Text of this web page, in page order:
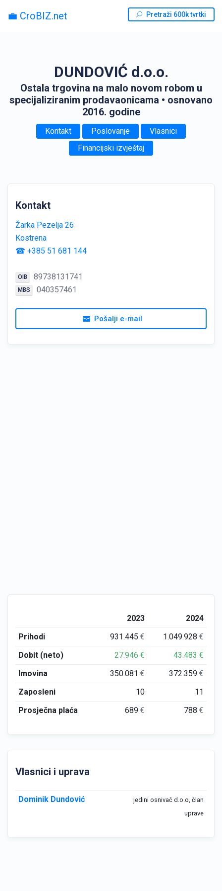
💼 CroBIZ.net Pretraži 600k tvrtki
DUNDOVIĆ d.o.o.
Ostala trgovina na malo novom robom u
specijaliziranim prodavaonicama • osnovano
2016. godine
Kontakt Poslovanje
Vlasnici
Financijski izvještaj
Kontakt
Žarka Pezelja 26
Kostrena
☎ +385 51 681 144
OIB 89738131741
MBS 040357461
Pošalji e-mail
2023
2024
Prihodi
931.445€ 1.049.928€
Dobit (neto)
27.946€ 43.483€
Imovina
350.081€ 372.359€
Zaposleni
10
11
Prosječna plaća
689€ 788€
Vlasnici i uprava
Dominik Dundović
jedini osnivač d.o.o, član
uprave